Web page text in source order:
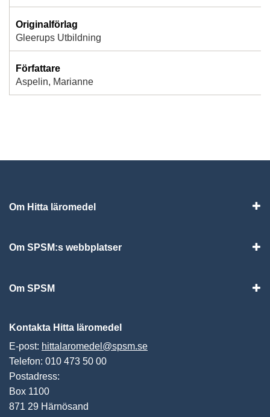
Originalförlag
Gleerups Utbildning
Författare
Aspelin, Marianne
Om Hitta läromedel
Om SPSM:s webbplatser
Om SPSM
Kontakta Hitta läromedel
E-post: hittalaromedel@spsm.se
Telefon: 010 473 50 00
Postadress:
Box 1100
871 29 Härnösand